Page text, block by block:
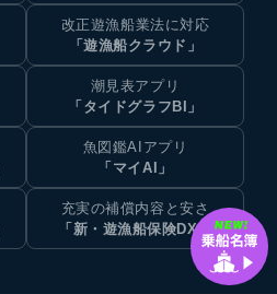
改正遊漁船業法に対応
「遊漁船クラウド」
潮見表アプリ
「タイドグラフBI」
魚図鑑AIアプリ
「マイAI」
充実の補償内容と安さ
「新・遊漁船保険DX」